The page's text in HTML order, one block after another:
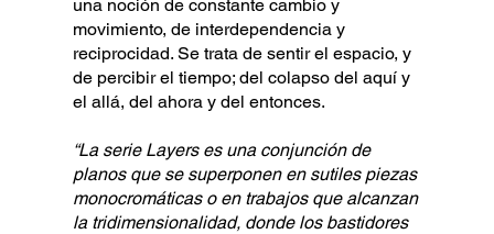
una noción de constante cambio y
movimiento, de interdependencia y
reciprocidad. Se trata de sentir el espacio, y
de percibir el tiempo; del colapso del aquí y
el allá, del ahora y del entonces.
“La serie Layers es una conjunción de
planos que se superponen en sutiles piezas
monocromáticas o en trabajos que alcanzan
la tridimensionalidad, donde los bastidores